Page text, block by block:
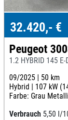
32.420,- €
Peugeot
1.2 HYBRID 145
09/2025 | 50 km
Hybrid | 107 kW
Farbe: Grau
Verbrauch 5,50 l/